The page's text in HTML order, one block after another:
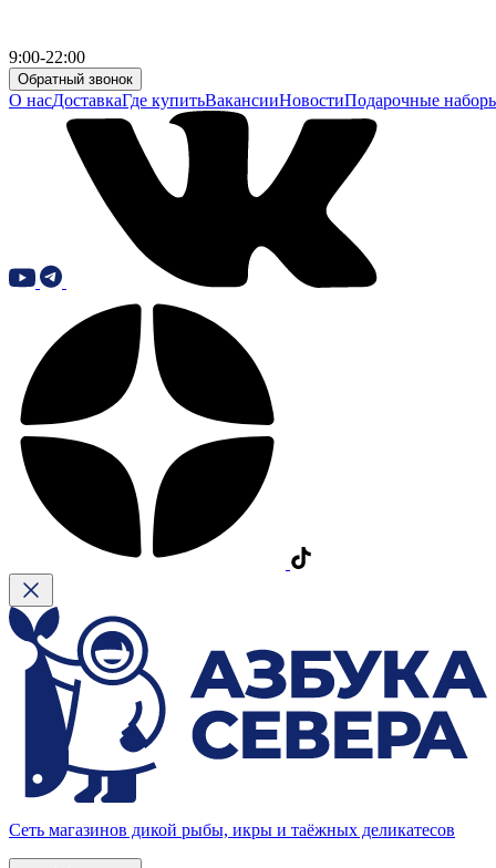
9:00-22:00
Обратный звонок
О насДоставкаГде купитьВакансииНовостиПодарочные
Сеть магазинов дикой рыбы, икры и таёжных деликатесов